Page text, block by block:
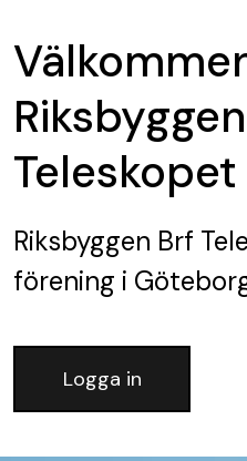
Teleskopet
Riksbyggen Brf
förening i
Logga in